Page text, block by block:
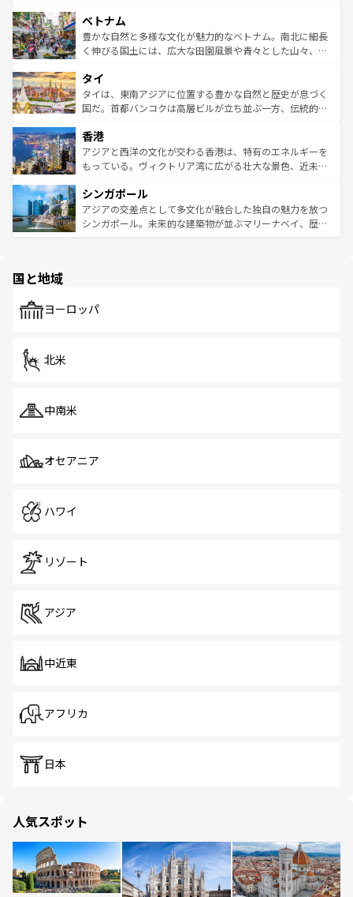
参照してほしい。
容にもいいと評判のスイーツなど、バラエティ豊かな料理
が味わえる。 なお、新着の台湾情報は コンテンツ一覧を参
照してほしい。
き、地方に足を延ばせば四季折々の自然美を楽しむことが
できる。そして、キムチや焼肉、絶品のストリートフード
まで、さまざまな韓国料理が待っている。夜には、韓国な
リティに包まれながら、韓国の多彩な魅力を心ゆくまで味
わってみてほしい。 なお、新着の韓国情報はコンテンツ一
覧を参照してほしい。
ベトナム
豊かな自然と多様な文化が魅力的なベトナム。南北に細長
く伸びる国土には、広大な田園風景や青々とした山々、世
急速な発展と共に伝統が息づく。ハノイの古い町並みやホ
ーチミン市のフランス統治時代の建物も、独特の雰囲気を
醸し出している。また、バラエティの豊かさとおいしさで
とつ。フォーやバインミー、ベトナムコーヒーなどは、ぜ
ひ現地で味わいたい。どの地域を訪れてもあたたかい人々
が旅行者を迎えてくれるので、きっと忘れられない旅にな
参照してほしい。
タイ
タイは、東南アジアに位置する豊かな自然と歴史が息づく
国だ。首都バンコクは高層ビルが立ち並ぶ一方、伝統的な
の活気が交差している。北部ではチェンマイなどの山岳地
帯で自然と触れ合い、南部ではプーケットやクラビの美し
いビーチでリゾート気分を楽しむことができる。タイ料理
激する。気候は一年中温暖で、どの季節にも異なる楽しみ
が待っている。親しみやすいタイの人々、仏教を中心とし
た文化、そして多様な観光資源が、訪れる旅人を魅了し続
香港
アジアと西洋の文化が交わる香港は、特有のエネルギーを
もっている。ヴィクトリア湾に広がる壮大な景色、近未来
み、どこを訪れても感動するはず。観光スポットが密集し
ており、効率よく見どころを回れるのも魅力。息をのむよ
うな絶景から文化的な体験まで、香港を存分に楽しみ尽く
シンガポール
アジアの交差点として多文化が融合した独自の魅力を放つ
シンガポール。未来的な建築物が並ぶマリーナベイ、歴史
で、ホーカーズは地元の風情を楽しめる外せないスポット
国と地域
ヨーロッパ
北米
中南米
オセアニア
ハワイ
リゾート
アジア
中近東
アフリカ
日本
人気スポット